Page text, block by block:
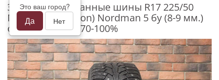
Это ваш город?
Да Нет
Зимние шипованные шины R17 225/50
Nokian Tyres (Ikon) Nordman 5 бу (8-9 мм.)
остаток шипов 70-100%